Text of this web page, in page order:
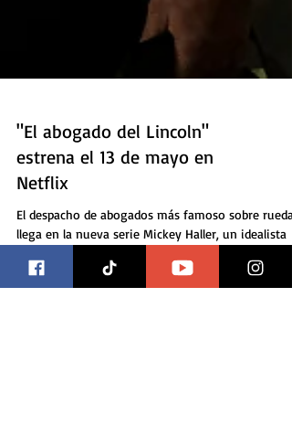
"El abogado del Lincoln"
estrena el 13 de mayo en
Netflix
El despacho de abogados más famoso sobre ruedas